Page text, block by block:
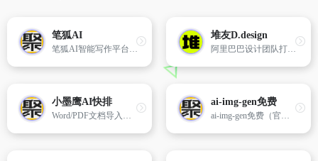
笔狐AI
笔狐AI智能写作平台，专为大学生、职场精英及各行业用户提供论文写作、文案创作、报告生成等服务，支持多语种输出，智能降重，助力快速生成高质量文章。
堆友D.design
阿里巴巴设计团队打造的一站式设计师服务平台堆友，通过整合高品质3D素材、实时渲染和多元场景编辑工具，为设计师提供了一个强大且易用的平台，显著提升了设计工作效率和创作质量。
小墨鹰AI快排
Word/PDF文档导入后，30s内AI自动完成一篇精美公众号图文排版
ai-img-gen免费
ai-img-gen免费（官网）,提供快速且AI免费图片生成与图片搜索服务的平台